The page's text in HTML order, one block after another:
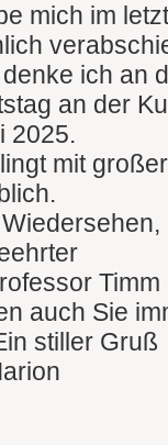
mich im
ich an
an der
2025.
mit
auch Sie
Gruß